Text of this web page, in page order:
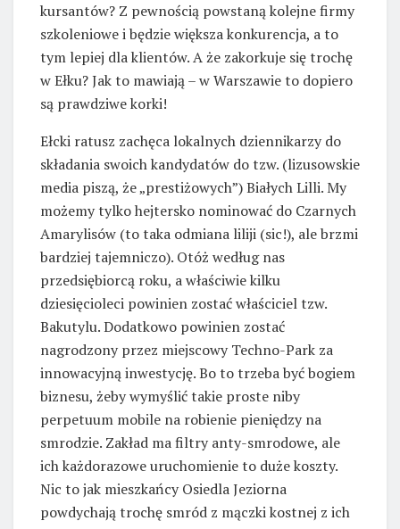
kursantów? Z pewnością powstaną kolejne firmy
szkoleniowe i będzie większa konkurencja, a to
tym lepiej dla klientów. A że zakorkuje się trochę
w Ełku? Jak to mawiają – w Warszawie to dopiero
są prawdziwe korki!
Ełcki ratusz zachęca lokalnych dziennikarzy do
składania swoich kandydatów do tzw. (lizusowskie
media piszą, że „prestiżowych”) Białych Lilli. My
możemy tylko hejtersko nominować do Czarnych
Amarylisów (to taka odmiana liliji (sic!), ale brzmi
bardziej tajemniczo). Otóż według nas
przedsiębiorcą roku, a właściwie kilku
dziesięcioleci powinien zostać właściciel tzw.
Bakutylu. Dodatkowo powinien zostać
nagrodzony przez miejscowy Techno-Park za
innowacyjną inwestycję. Bo to trzeba być bogiem
biznesu, żeby wymyślić takie proste niby
perpetuum mobile na robienie pieniędzy na
smrodzie. Zakład ma filtry anty-smrodowe, ale
ich każdorazowe uruchomienie to duże koszty.
Nic to jak mieszkańcy Osiedla Jeziorna
powdychają trochę smród z mączki kostnej z ich